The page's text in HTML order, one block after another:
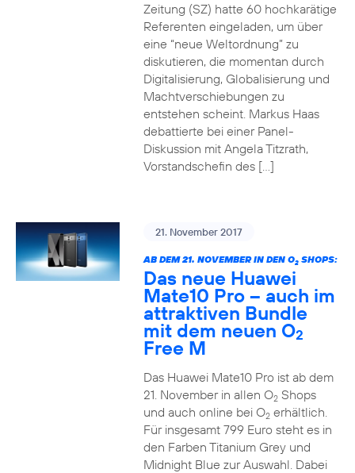
Zeitung (SZ) hatte 60 hochkarätige
Referenten eingeladen, um über
eine “neue Weltordnung” zu
diskutieren, die momentan durch
Digitalisierung, Globalisierung und
Machtverschiebungen zu
entstehen scheint. Markus Haas
debattierte bei einer Panel-
Diskussion mit Angela Titzrath,
Vorstandschefin des […]
21. November 2017
AB DEM 21. NOVEMBER IN DEN O2SHOPS:
Das neue Huawei
Mate10 Pro – auch im
attraktiven Bundle
mit dem neuen O2
Free M
Das Huawei Mate10 Pro ist ab dem
21. November in allen O2Shops
und auch online bei O2erhältlich.
Für insgesamt 799 Euro steht es in
den Farben Titanium Grey und
Midnight Blue zur Auswahl. Dabei